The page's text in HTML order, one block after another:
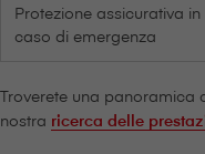
Protezione assicurativa in
caso di emergenza
Troverete una panoramica
nostra ricerca delle